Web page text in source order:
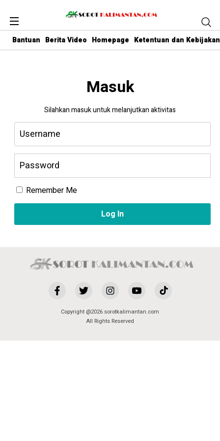
Bantuan Berita Video Homepage Ketentuan dan
Masuk
Silahkan masuk untuk melanjutkan aktivitas
Remember Me
Copyright @2026 sorotkalimantan.com
All Rights Reserved